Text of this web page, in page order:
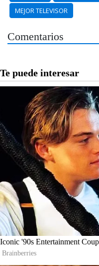
MEJOR TELEVISOR
Comentarios